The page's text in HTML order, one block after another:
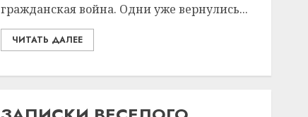
гражданская война. Одни уже вернулись...
ЧИТАТЬ ДАЛЕЕ